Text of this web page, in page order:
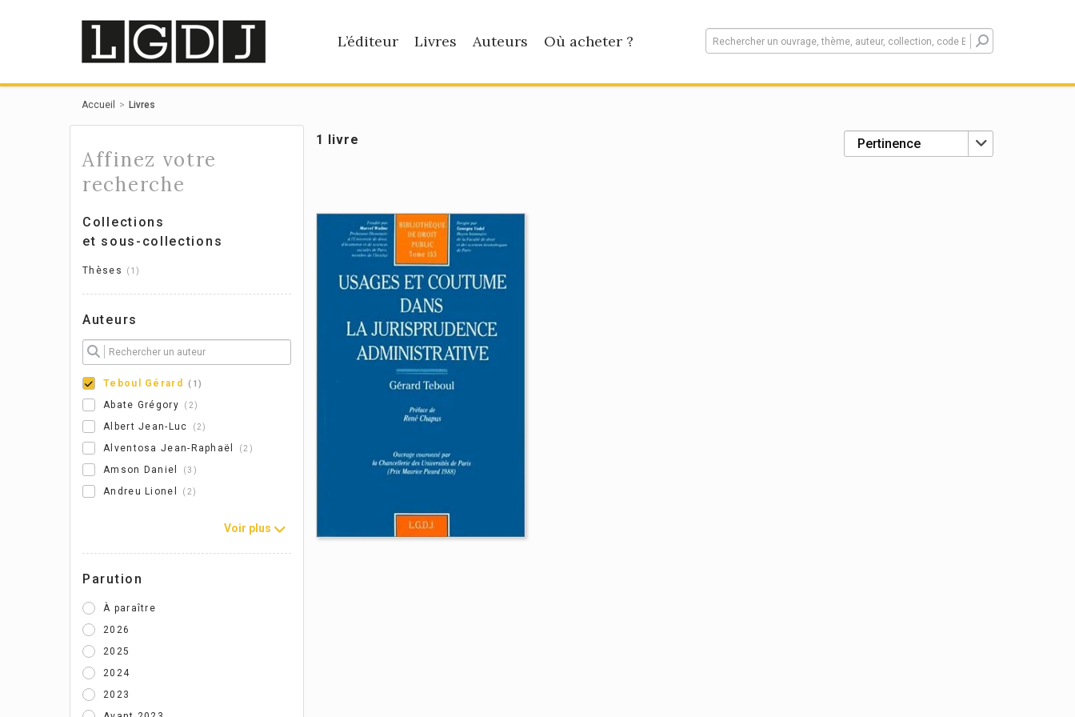
L’éditeur Livres Auteurs Où acheter ?
Accueil Livres
Affinez votre
recherche
Collections
et sous-collections
Thèses 1
Auteurs
Teboul Gérard 1
Abate Grégory 2
Albert Jean-Luc 2
Alventosa Jean-Raphaël 2
Amson Daniel 3
Andreu Lionel 2
Voir plus
Parution
À paraître
2026
2025
2024
2023
1 livre